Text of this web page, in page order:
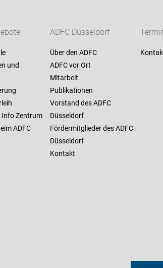
und
Info Zentrum
ADFC
ADFC Düsseldorf
Über den ADFC
ADFC vor Ort
Mitarbeit
Publikationen
Vorstand des ADFC
Düsseldorf
Fördermitglieder des ADFC
Düsseldorf
Kontakt